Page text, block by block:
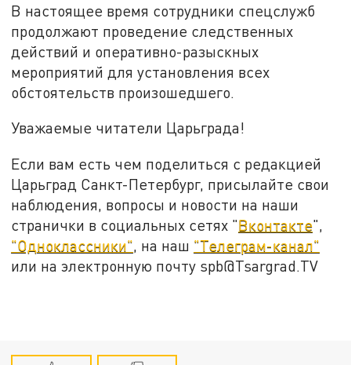
В настоящее время сотрудники спецслужб
продолжают проведение следственных
действий и оперативно-разыскных
мероприятий для установления всех
обстоятельств произошедшего.
Уважаемые читатели Царьграда!
Если вам есть чем поделиться с редакцией
Царьград Санкт-Петербург, присылайте свои
наблюдения, вопросы и новости на наши
странички в социальных сетях "Вконтакте",
"Одноклассники", на наш "Телеграм-канал"
или на электронную почту spb@Tsargrad.TV